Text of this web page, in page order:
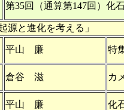
第35回（通算第147回）化
源と進化を考える」
平山 廉 特
倉谷 滋 カ
平山 廉 化